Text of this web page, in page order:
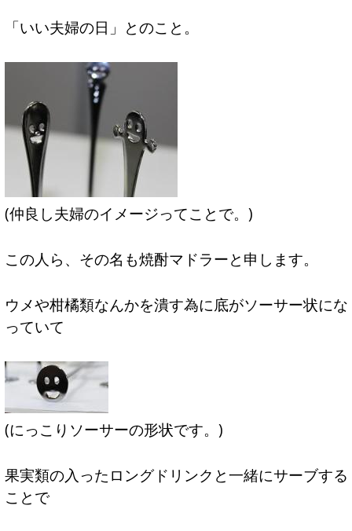
「いい夫婦の日」とのこと。
(仲良し夫婦のイメージってことで。)
この人ら、その名も焼酎マドラーと申します。
ウメや柑橘類なんかを潰す為に底がソーサー状にな
っていて
(にっこりソーサーの形状です。)
果実類の入ったロングドリンクと一緒にサーブする
ことで